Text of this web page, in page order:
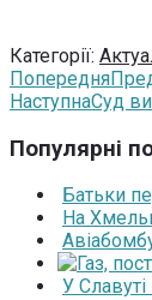
Категорії:
Попередня
НаступнаСуд
Популярні
Батьки
На
У